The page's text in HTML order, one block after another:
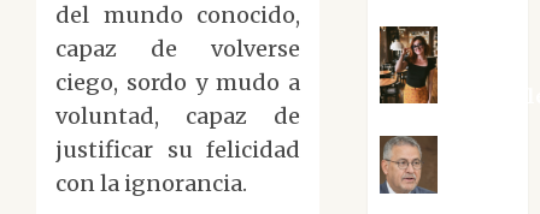
del mundo conocido,
capaz de volverse
ciego, sordo y mudo a
voluntad, capaz de
justificar su felicidad
con la ignorancia.